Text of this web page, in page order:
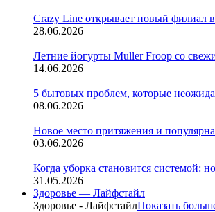
Crazy Line открывает новый филиал
28.06.2026
Летние йогурты Muller Froop со
14.06.2026
5 бытовых проблем, которые
08.06.2026
Новое место притяжения и
03.06.2026
Когда уборка становится системой:
31.05.2026
Здоровье — Лайфстайл
Здоровье - ЛайфстайлПоказать